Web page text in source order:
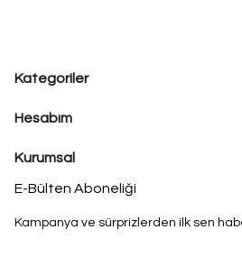
Kategoriler
Hesabım
Kurumsal
E-Bülten Aboneliği
Kampanya ve sürprizlerden ilk sen